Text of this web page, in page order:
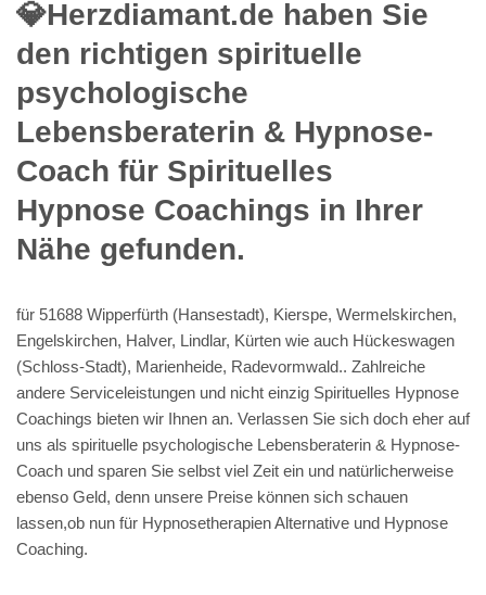
💎Herzdiamant.de haben Sie
den richtigen spirituelle
psychologische
Lebensberaterin & Hypnose-
Coach für Spirituelles
Hypnose Coachings in Ihrer
Nähe gefunden.
für 51688 Wipperfürth (Hansestadt), Kierspe, Wermelskirchen,
Engelskirchen, Halver, Lindlar, Kürten wie auch Hückeswagen
(Schloss-Stadt), Marienheide, Radevormwald.. Zahlreiche
andere Serviceleistungen und nicht einzig Spirituelles Hypnose
Coachings bieten wir Ihnen an. Verlassen Sie sich doch eher auf
uns als spirituelle psychologische Lebensberaterin & Hypnose-
Coach und sparen Sie selbst viel Zeit ein und natürlicherweise
ebenso Geld, denn unsere Preise können sich schauen
lassen,ob nun für Hypnosetherapien Alternative und Hypnose
Coaching.